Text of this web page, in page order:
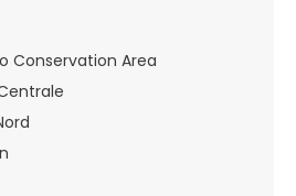
Conservation Area